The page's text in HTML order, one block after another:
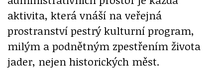
aktivita, která vnáší na veřejná
prostranství pestrý kulturní program,
milým a podnětným zpestřením života
jader, nejen historických měst.